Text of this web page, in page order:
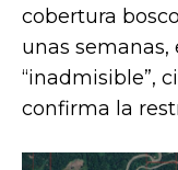
cobertura
unas
“inadmisible”,
confirma la